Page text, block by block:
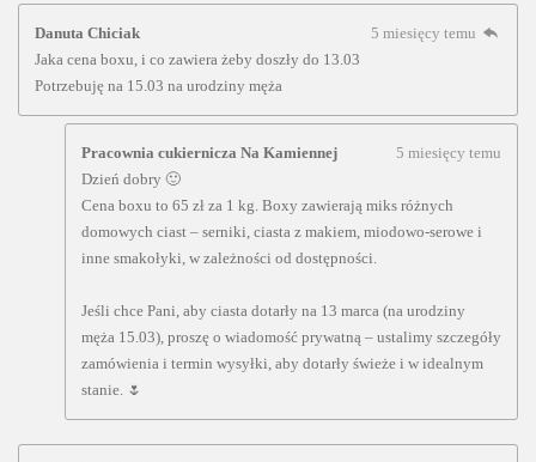
Danuta Chiciak
5 miesięcy temu
Jaka cena boxu, i co zawiera żeby doszły do 13.03
Potrzebuję na 15.03 na urodziny męża
Pracownia cukiernicza Na Kamiennej
5 miesięcy temu
Dzień dobry 🙂
Cena boxu to 65 zł za 1 kg. Boxy zawierają miks różnych
domowych ciast – serniki, ciasta z makiem, miodowo-serowe i
inne smakołyki, w zależności od dostępności.
Jeśli chce Pani, aby ciasta dotarły na 13 marca (na urodziny
męża 15.03), proszę o wiadomość prywatną – ustalimy szczegóły
zamówienia i termin wysyłki, aby dotarły świeże i w idealnym
stanie. 🌷